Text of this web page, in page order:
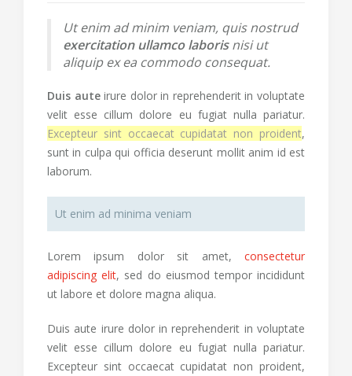
Ut enim ad minim veniam, quis nostrud
exercitation ullamco laborisnisi ut
aliquip ex ea commodo consequat.
Duis auteirure dolor in reprehenderit in voluptate
velit esse cillum dolore eu fugiat nulla pariatur.
Excepteur sint occaecat cupidatat non proident,
sunt in culpa qui officia deserunt mollit anim id est
laborum.
Ut enim ad minima veniam
Lorem ipsum dolor sit amet, consectetur
adipiscing elit, sed do eiusmod tempor incididunt
ut labore et dolore magna aliqua.
Duis aute irure dolor in reprehenderit in voluptate
velit esse cillum dolore eu fugiat nulla pariatur.
Excepteur sint occaecat cupidatat non proident,